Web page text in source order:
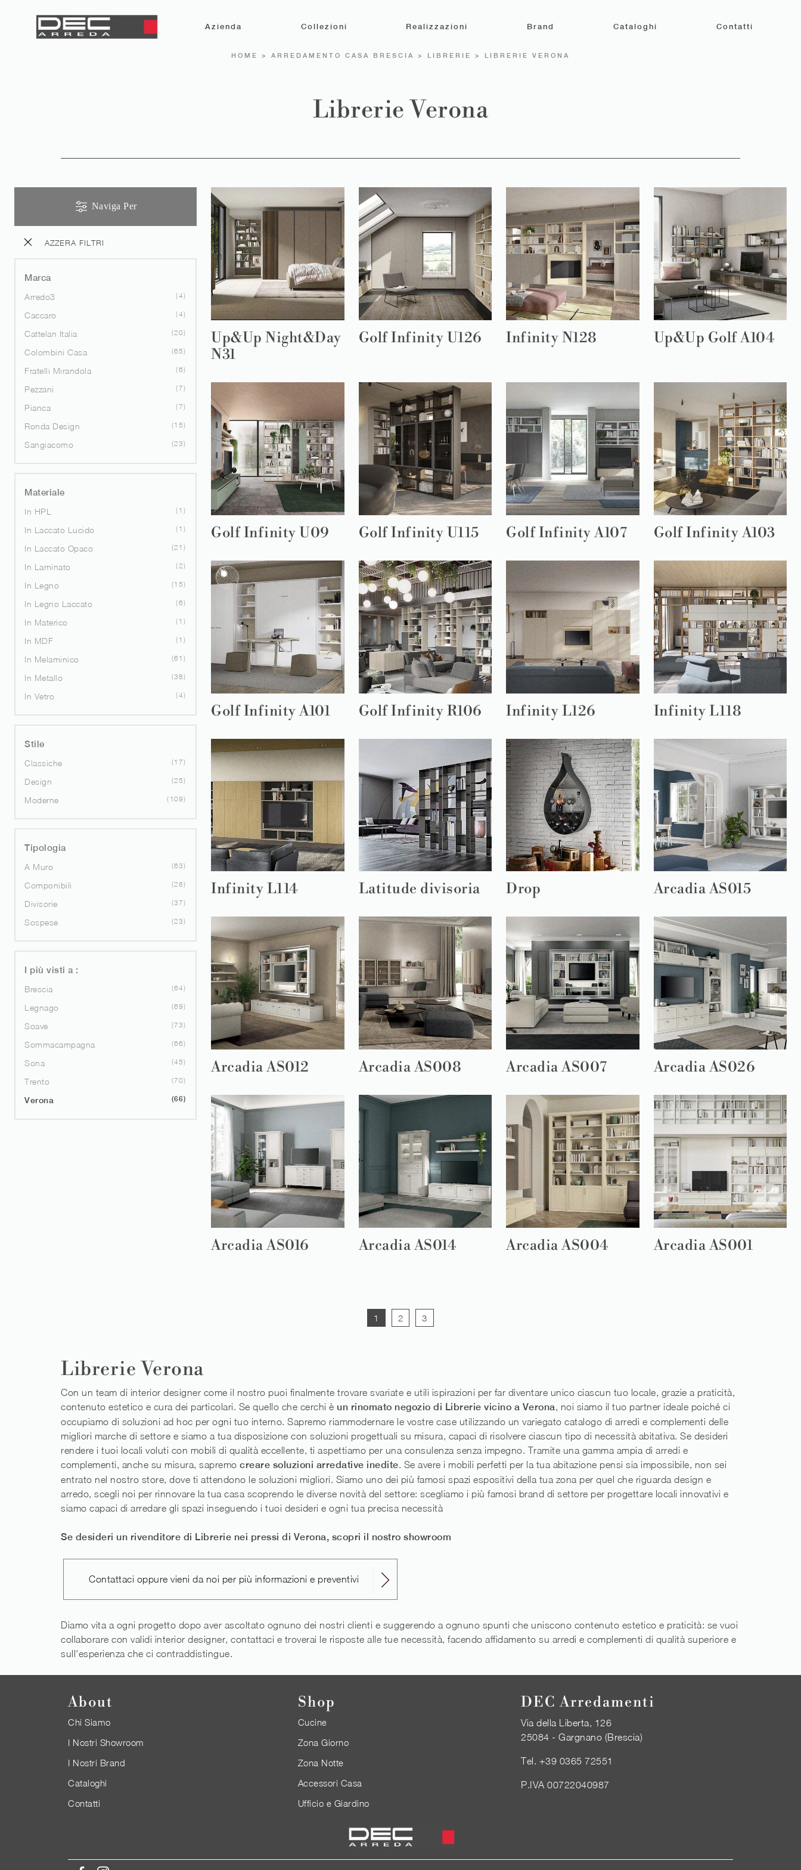
Azienda Collezioni Realizzazioni Brand Cataloghi Contatti
HOME > ARREDAMENTO CASA BRESCIA > LIBRERIE > LIBRERIE VERONA
Librerie Verona
Naviga Per
AZZERA FILTRI
Marca
Arredo3
4
Caccaro 4
Cattelan Italia 20
Colombini Casa 65
Fratelli Mirandola 6
Pezzani 7
Pianca 7
Ronda Design 15
Sangiacomo 23
Materiale
In HPL
1
In Laccato Lucido 1
In Laccato Opaco 21
In Laminato 2
In Legno 15
In Legno Laccato 6
In Materico 1
In MDF 1
In Melaminico 61
In Metallo 38
In Vetro 4
Stile
Classiche
17
Design 25
Moderne 109
Tipologia
A Muro
63
Componibili 28
Divisorie 37
Sospese 23
I più visti a :
Brescia
64
Legnago 69
Soave 73
Sommacampagna 66
Sona 45
Trento 70
Verona 66
Up&Up Night&Day
N31
Golf Infinity U126 Infinity N128 Up&Up Golf A104
Golf Infinity U09 Golf Infinity U115 Golf Infinity A107 Golf Infinity A103
Golf Infinity A101 Golf Infinity R106 Infinity L126 Infinity L118
Infinity L114 Latitude divisoria Drop Arcadia AS015
Arcadia AS012 Arcadia AS008 Arcadia AS007 Arcadia AS026
Arcadia AS016 Arcadia AS014 Arcadia AS004 Arcadia AS001
1 2 3
Librerie Verona
Con un team di interior designer come il nostro puoi finalmente trovare svariate e utili ispirazioni per far diventare unico ciascun tuo locale, grazie a praticità,
contenuto estetico e cura dei particolari. Se quello che cerchi è un rinomato negozio di Librerie vicino a Verona, noi siamo il tuo partner ideale poiché ci
occupiamo di soluzioni ad hoc per ogni tuo interno. Sapremo riammodernare le vostre case utilizzando un variegato catalogo di arredi e complementi delle
migliori marche di settore e siamo a tua disposizione con soluzioni progettuali su misura, capaci di risolvere ciascun tipo di necessità abitativa. Se desideri
rendere i tuoi locali voluti con mobili di qualità eccellente, ti aspettiamo per una consulenza senza impegno. Tramite una gamma ampia di arredi e
complementi, anche su misura, sapremo creare soluzioni arredative inedite. Se avere i mobili perfetti per la tua abitazione pensi sia impossibile, non sei
entrato nel nostro store, dove ti attendono le soluzioni migliori. Siamo uno dei più famosi spazi espositivi della tua zona per quel che riguarda design e
arredo, scegli noi per rinnovare la tua casa scoprendo le diverse novità del settore: scegliamo i più famosi brand di settore per progettare locali innovativi e
siamo capaci di arredare gli spazi inseguendo i tuoi desideri e ogni tua precisa necessità
Se desideri un rivenditore di Librerie nei pressi di Verona, scopri il nostro showroom
Contattaci oppure vieni da noi per più informazioni e preventivi
Diamo vita a ogni progetto dopo aver ascoltato ognuno dei nostri clienti e suggerendo a ognuno spunti che uniscono contenuto estetico e praticità: se vuoi
collaborare con validi interior designer, contattaci e troverai le risposte alle tue necessità, facendo affidamento su arredi e complementi di qualità superiore e
sull'esperienza che ci contraddistingue.
About
Chi Siamo
I Nostri Showroom
I Nostri Brand
Cataloghi
Contatti
Shop
Cucine
Zona Giorno
Zona Notte
Accessori Casa
Ufficio e Giardino
DEC Arredamenti
Via della Liberta, 126
25084 - Gargnano (Brescia)
Tel. +39 0365 72551
P.IVA 00722040987